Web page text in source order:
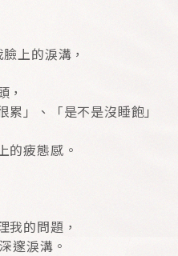
上的淚溝，
，
」、「是不是沒睡飽」
的疲態感。
我的問題，
邃淚溝。